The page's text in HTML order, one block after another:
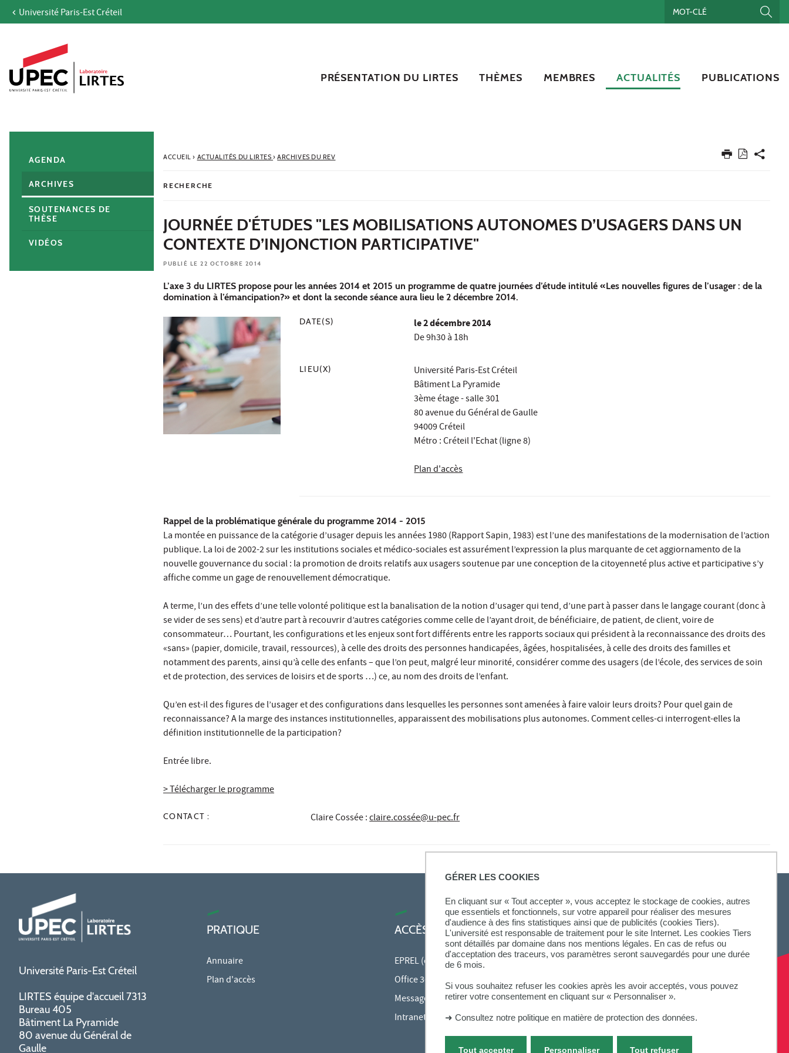
GÉRER LES COOKIES
En cliquant sur « Tout accepter », vous acceptez le stockage de cookies, autres
que essentiels et fonctionnels, sur votre appareil pour réaliser des mesures
d'audience à des fins statistiques ainsi que de publicités (cookies Tiers).
L'université est responsable de traitement pour le site Internet. Les cookies Tiers
sont détaillés par domaine dans nos mentions légales. En cas de refus ou
d'acceptation des traceurs, vos paramètres seront sauvegardés pour une durée
de 6 mois.
Si vous souhaitez refuser les cookies après les avoir acceptés, vous pouvez
retirer votre consentement en cliquant sur « Personnaliser ».
➜ Consultez notre politique en matière de protection des données.
Tout accepter Tout refuser
Personnaliser
Aller au contenu
Accès directs
Recherche
Navigation secondaire
Université Paris-Est Créteil
PRÉSENTATION DU LIRTES THÈMES MEMBRES ACTUALITÉS PUBLICATIONS
ACCUEIL› ACTUALITÉS DU LIRTES› ARCHIVES DU REV
RECHERCHE
JOURNÉE D'ÉTUDES "LES MOBILISATIONS AUTONOMES D’USAGERS DANS UN
CONTEXTE D’INJONCTION PARTICIPATIVE"
PUBLIÉ LE 22 OCTOBRE 2014
L’axe 3 du LIRTES propose pour les années 2014 et 2015 un programme de quatre journées d’étude intitulé «Les nouvelles figures de l’usager : de la
domination à l’émancipation?» et dont la seconde séance aura lieu le 2 décembre 2014.
DATE(S) le2 décembre 2014
De 9h30 à 18h
LIEU(X)
Université Paris-Est Créteil
Bâtiment La Pyramide
3ème étage - salle 301
80 avenue du Général de Gaulle
94009 Créteil
Métro : Créteil l'Echat (ligne 8)
Plan d'accès
Rappel de la problématique générale du programme 2014 - 2015
La montée en puissance de la catégorie d’usager depuis les années 1980 (Rapport Sapin, 1983) est l’une des manifestations de la modernisation de l’action
publique. La loi de 2002-2 sur les institutions sociales et médico-sociales est assurément l’expression la plus marquante de cet aggiornamento de la
nouvelle gouvernance du social : la promotion de droits relatifs aux usagers soutenue par une conception de la citoyenneté plus active et participative s’y
affiche comme un gage de renouvellement démocratique.
A terme, l’un des effets d’une telle volonté politique est la banalisation de la notion d’usager qui tend, d’une part à passer dans le langage courant (donc à
se vider de ses sens) et d’autre part à recouvrir d’autres catégories comme celle de l’ayant droit, de bénéficiaire, de patient, de client, voire de
consommateur… Pourtant, les configurations et les enjeux sont fort différents entre les rapports sociaux qui président à la reconnaissance des droits des
«sans» (papier, domicile, travail, ressources), à celle des droits des personnes handicapées, âgées, hospitalisées, à celle des droits des familles et
notamment des parents, ainsi qu’à celle des enfants – que l’on peut, malgré leur minorité, considérer comme des usagers (de l’école, des services de soin
et de protection, des services de loisirs et de sports …) ce, au nom des droits de l’enfant.
Qu’en est-il des figures de l’usager et des configurations dans lesquelles les personnes sont amenées à faire valoir leurs droits? Pour quel gain de
reconnaissance? A la marge des instances institutionnelles, apparaissent des mobilisations plus autonomes. Comment celles-ci interrogent-elles la
définition institutionnelle de la participation?
Entrée libre.
> Télécharger le programme
CONTACT : Claire Cossée:claire.cossée@u-pec.fr
AGENDA
ARCHIVES
SOUTENANCES DE
THÈSE
VIDÉOS
Université Paris-Est Créteil
LIRTES équipe d'accueil 7313
Bureau 405
Bâtiment La Pyramide
80 avenue du Général de
Gaulle
PRATIQUE
Annuaire
Plan d'accès
ACCÈS RAPIDES
EPREL (cours en ligne)
Office 365
Messagerie des personnels
Intranet des personnels